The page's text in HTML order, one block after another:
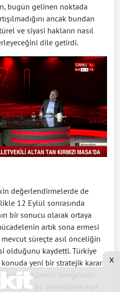
bugün gelinen noktada
ancak bundan
ve siyasi hakların nasıl
dile getirdi.
değerlendirmelerde de
12 Eylül sonrasında
bir sonucu olarak ortaya
artık sona ermesi
süreçte asıl önceliğin
olduğunu kaydetti. Türkiye
yeni bir stratejik karar
ve küresel dengelerin
yeni bir paradigma inşa
x